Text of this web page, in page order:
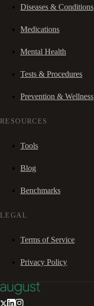
Diseases & Conditions
Medications
Mental Health
Tests & Procedures
Prevention & Wellness
RESOURCES
Tools
Blog
Benchmarks
LEGAL
Terms of Service
Privacy Policy